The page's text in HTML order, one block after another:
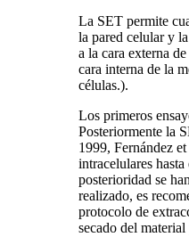
La SET permite
la pared celular y
a la cara externa
cara interna de la
células.).
Los primeros
Posteriormente la
1999, Fernández
intracelulares
posterioridad se
realizado, es
protocolo de
secado del